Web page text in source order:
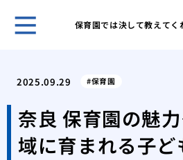
保育園では決して教えて
2025.09.29 保育園
奈良 保育園の魅
域に育まれる子ど